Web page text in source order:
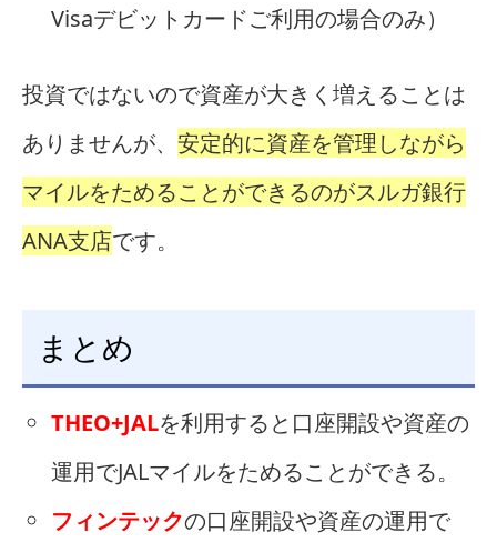
Visaデビットカードご利用の場合のみ）
投資ではないので資産が大きく増えることは
ありませんが、 安定的に資産を管理しながら
マイルをためることができるのがスルガ銀行
ANA支店です。
まとめ
THEO+JALを利用すると口座開設や資産の
運用でJALマイルをためることができる。
フィンテックの口座開設や資産の運用で